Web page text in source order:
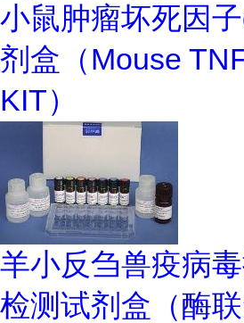
小鼠肿瘤坏死因
剂盒（Mouse
KIT）
羊小反刍兽疫病
检测试剂盒（酶联